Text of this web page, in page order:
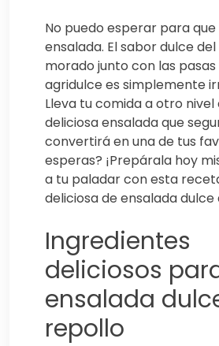
No puedo esperar para
ensalada. El sabor dulce
morado junto con las
agridulce es simplemente
Lleva tu comida a otro
deliciosa ensalada que
convertirá en una de tus
esperas? ¡Prepárala hoy
a tu paladar con esta
deliciosa de ensalada
Ingredientes
deliciosos
ensalada
repollo